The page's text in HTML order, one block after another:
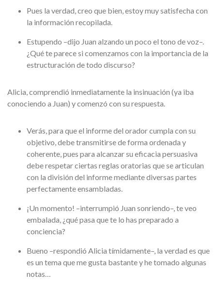
Pues la verdad, creo que bien, estoy muy satisfecha con
la información recopilada.
Estupendo –dijo Juan alzando un poco el tono de voz–.
¿Qué te parece si comenzamos con la importancia de la
estructuración de todo discurso?
Alicia, comprendió inmediatamente la insinuación (ya iba
conociendo a Juan) y comenzó con su respuesta.
Verás, para que el informe del orador cumpla con su
objetivo, debe transmitirse de forma ordenada y
coherente, pues para alcanzar su eficacia persuasiva
debe respetar ciertas reglas oratorias que se articulan
con la división del informe mediante diversas partes
perfectamente ensambladas.
¡Un momento! –interrumpió Juan sonriendo–, te veo
embalada, ¿qué pasa que te lo has preparado a
conciencia?
Bueno –respondió Alicia tímidamente–, la verdad es que
es un tema que me gusta bastante y he tomado algunas
notas…